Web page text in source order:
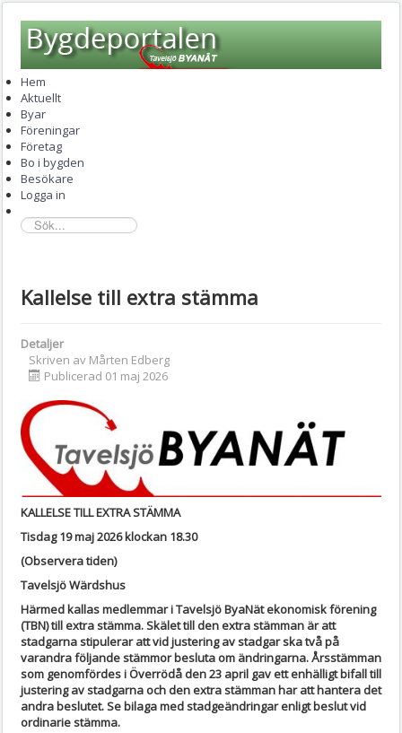
Hem
Aktuellt
Byar
Föreningar
Företag
Bo i bygden
Besökare
Logga in
sök...
Kallelse till extra stämma
Detaljer
Skriven av Mårten Edberg
Publicerad 01 maj 2026
KALLELSE TILL EXTRA STÄMMA
Tisdag 19 maj 2026 klockan 18.30
(Observera tiden)
Tavelsjö Wärdshus
Härmed kallas medlemmar i Tavelsjö ByaNät ekonomisk förening
(TBN) till extra stämma. Skälet till den extra stämman är att
stadgarna stipulerar att vid justering av stadgar ska två på
varandra följande stämmor besluta om ändringarna. Årsstämman
som genomfördes i Överrödå den 23 april gav ett enhälligt bifall till
justering av stadgarna och den extra stämman har att hantera det
andra beslutet. Se bilaga med stadgeändringar enligt beslut vid
ordinarie stämma.